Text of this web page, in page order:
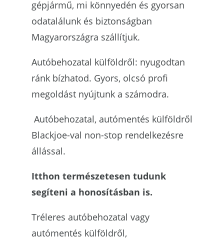
gépjármű, mi könnyedén és gyorsan
odatalálunk és biztonságban
Magyarországra szállítjuk.
Autóbehozatal külföldről: nyugodtan
ránk bízhatod. Gyors, olcsó profi
megoldást nyújtunk a számodra.
Autóbehozatal, autómentés külföldről
Blackjoe-val non-stop rendelkezésre
állással.
Itthon természetesen tudunk
segíteni a honosításban is.
Tréleres autóbehozatal vagy
autómentés külföldről,